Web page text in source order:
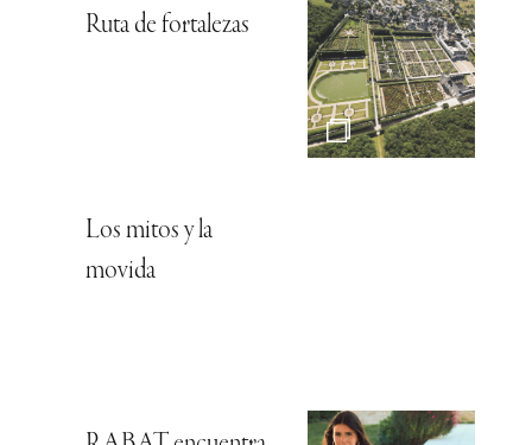
Ruta de fortalezas
Los mitos y la
movida